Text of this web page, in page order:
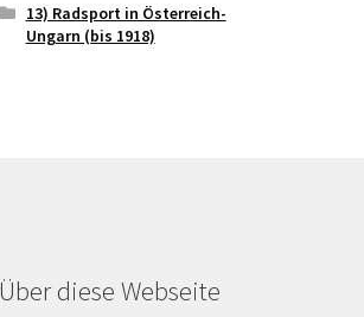
13) Radsport in Österreich-
Ungarn (bis 1918)
Über diese Webseite